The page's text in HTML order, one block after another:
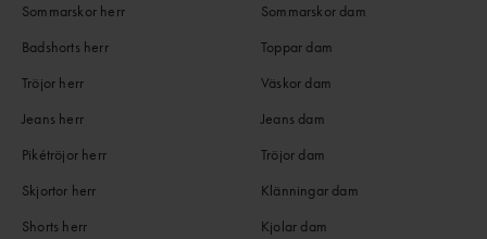
Sommarskor herr
Badshorts herr
Tröjor herr
Jeans herr
Pikétröjor herr
Skjortor herr
Shorts herr
Sommarskor dam
Toppar dam
Väskor dam
Jeans dam
Tröjor dam
Klänningar dam
Kjolar dam